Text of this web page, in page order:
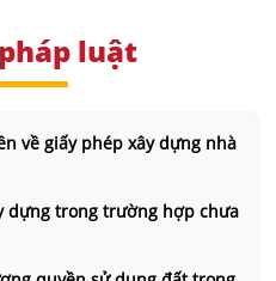
luật
về giấy phép xây dựng nhà
dựng trong trường hợp chưa